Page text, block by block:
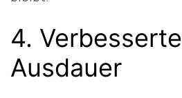
4. Verbesserte
Ausdauer